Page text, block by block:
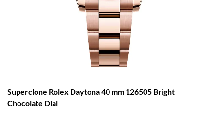
Superclone Rolex Daytona 40 mm 126505 Bright
Chocolate Dial